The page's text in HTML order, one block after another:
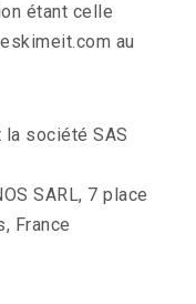
étant celle
au
société SAS
SARL, 7 place
France